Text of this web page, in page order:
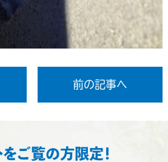
前の記事へ
をご覧の方限定！